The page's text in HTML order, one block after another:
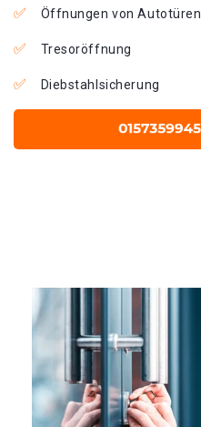
Öffnungen von Autotüren
Tresoröffnung
Diebstahlsicherung